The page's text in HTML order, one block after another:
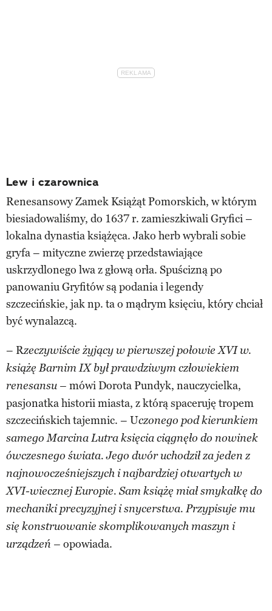
Lew i czarownica
Renesansowy Zamek Książąt Pomorskich, w którym
biesiadowaliśmy, do 1637 r. zamieszkiwali Gryfici –
lokalna dynastia książęca. Jako herb wybrali sobie
gryfa – mityczne zwierzę przedstawiające
uskrzydlonego lwa z głową orła. Spuścizną po
panowaniu Gryfitów są podania i legendy
szczecińskie, jak np. ta o mądrym księciu, który chciał
być wynalazcą.
– Rzeczywiście żyjący w pierwszej połowie XVI w.
książę Barnim IX był prawdziwym człowiekiem
renesansu – mówi Dorota Pundyk, nauczycielka,
pasjonatka historii miasta, z którą spaceruję tropem
szczecińskich tajemnic. – Uczonego pod kierunkiem
samego Marcina Lutra księcia ciągnęło do nowinek
ówczesnego świata. Jego dwór uchodził za jeden z
najnowocześniejszych i najbardziej otwartych w
XVI-wiecznej Europie. Sam książę miał smykałkę do
mechaniki precyzyjnej i snycerstwa. Przypisuje mu
się konstruowanie skomplikowanych maszyn i
urządzeń – opowiada.